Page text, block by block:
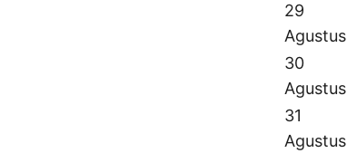
29
Agustus
30
Agustus
31
Agustus